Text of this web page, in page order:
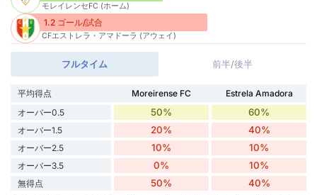
モレイレンセFC (ホーム)
1.2 ゴール/試合
CFエストレラ・アマドーラ (アウェイ)
フルタイム 前半/後半
平均得点 Moreirense FC
Estrela Amadora
オーバー0.5
50% 60%
オーバー1.5 20% 40%
オーバー2.5 10% 10%
オーバー3.5 0% 10%
無得点 50% 40%